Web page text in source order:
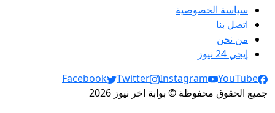
سياسة الخصوصية
اتصل بنا
من نحن
إيجي 24 نيوز
Social Links
Facebook Twitter Instagram
YouTube
جميع الحقوق محفوظة © بوابة اخر نيوز 2026